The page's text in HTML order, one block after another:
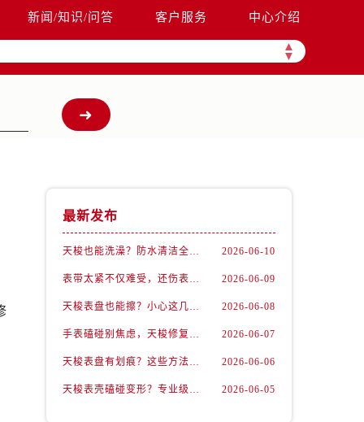
新闻/知识/问答 客户服务 中心介绍
▲
▼
最新发布
天梭也能洗澡？防水清洁全攻略 2026-06-10
表带太紧不仅难受，还伤表！天梭佩戴优化技巧 2026-06-09
天梭表盘也能擦？小心这几点才不伤机芯 2026-06-08
手表磕碰别焦虑，天梭修复有妙招 2026-06-07
天梭表盘有划痕？这些方法你一定要试试！ 2026-06-06
天梭表壳磕碰变形？专业级修复流程大公开 2026-06-05